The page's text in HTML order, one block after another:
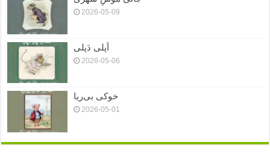
2026-05-09
اَپلی دَپلی
2026-05-06
خوکی بی‌ریا
2026-05-01